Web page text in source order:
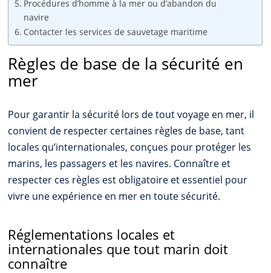
Procédures d’homme à la mer ou d’abandon du
navire
Contacter les services de sauvetage maritime
Règles de base de la sécurité en
mer
Pour garantir la sécurité lors de tout voyage en mer, il
convient de respecter certaines règles de base, tant
locales qu’internationales, conçues pour protéger les
marins, les passagers et les navires. Connaître et
respecter ces règles est obligatoire et essentiel pour
vivre une expérience en mer en toute sécurité.
Réglementations locales et
internationales que tout marin doit
connaître